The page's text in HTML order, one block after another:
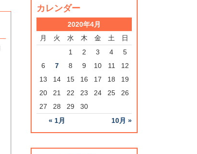
カレンダー
2020年4月
月
火 水 木 金 土 日
« 1月 10月 »
1 2 3 4
5
6
7 8 9 10 11
12
13
14 15 16 17 18
19
20
21 22 23 24 25
26
27
28 29 30